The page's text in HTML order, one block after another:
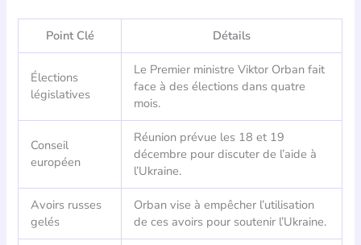
Point Clé Détails
Élections
législatives
Le Premier ministre Viktor Orban fait
face à des élections dans quatre
mois.
Conseil
européen
Réunion prévue les 18 et 19
décembre pour discuter de l’aide à
l’Ukraine.
Avoirs russes
gelés
Orban vise à empêcher l’utilisation
de ces avoirs pour soutenir l’Ukraine.